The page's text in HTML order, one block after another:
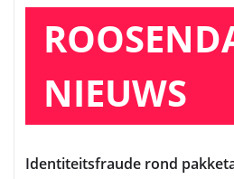
NIEUWS
Identiteitsfraude rond